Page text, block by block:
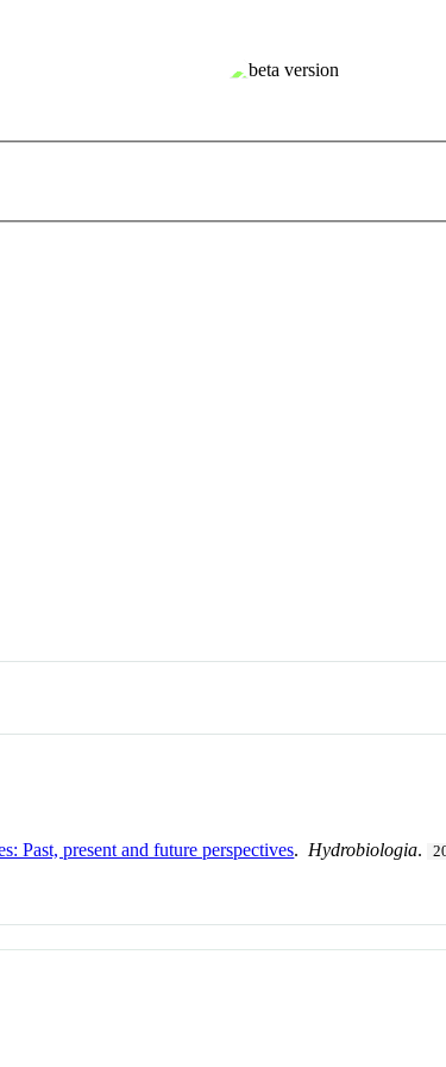
Past, present and future perspectives. Hydrobiologia.